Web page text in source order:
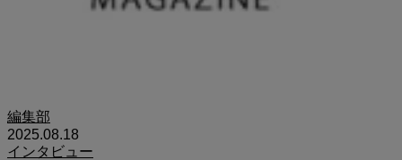
編集部
2025.08.18
インタビュー